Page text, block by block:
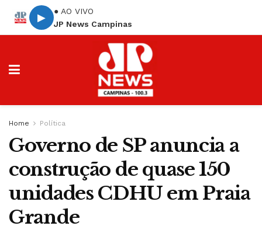
▶
● AO VIVO
JP News Campinas
Home Política
Governo de SP anuncia a
construção de quase 150
unidades CDHU em Praia
Grande